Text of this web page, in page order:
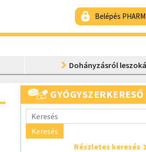
Belépés
Dohányzásról
GYÓGYSZERKERESŐ
Keresés
Részletes keresés